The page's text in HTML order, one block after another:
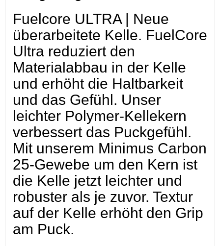
Fuelcore ULTRA | Neue
überarbeitete Kelle. FuelCore
Ultra reduziert den
Materialabbau in der Kelle
und erhöht die Haltbarkeit
und das Gefühl. Unser
leichter Polymer-Kellekern
verbessert das Puckgefühl.
Mit unserem Minimus Carbon
25-Gewebe um den Kern ist
die Kelle jetzt leichter und
robuster als je zuvor. Textur
auf der Kelle erhöht den Grip
am Puck.